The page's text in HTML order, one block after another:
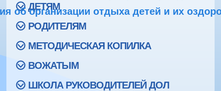
об организации отдыха детей и их
ДЕТЯМ
РОДИТЕЛЯМ
МЕТОДИЧЕСКАЯ КОПИЛКА
ВОЖАТЫМ
ШКОЛА РУКОВОДИТЕЛЕЙ ДОЛ